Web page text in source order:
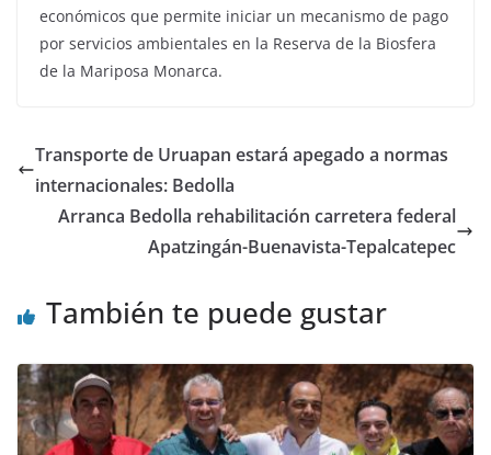
económicos que permite iniciar un mecanismo de pago
por servicios ambientales en la Reserva de la Biosfera
de la Mariposa Monarca.
Transporte de Uruapan estará apegado a normas
internacionales: Bedolla
Arranca Bedolla rehabilitación carretera federal
Apatzingán-Buenavista-Tepalcatepec
También te puede gustar